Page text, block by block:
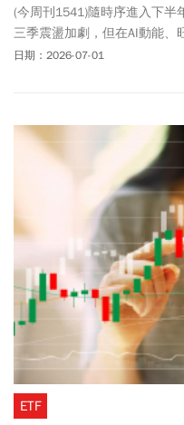
(今周刊1541)隨時序進入下半
三季震盪加劇，但在AI動能、
再創高點。
日期：2026-07-01
ETF